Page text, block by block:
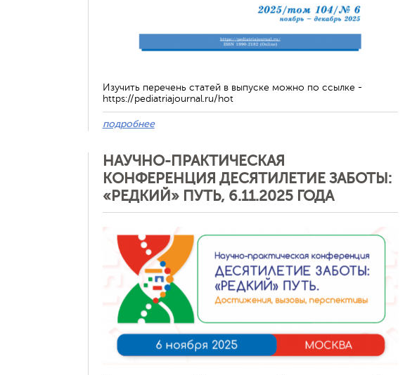
Изучить перечень статей в выпуске можно по ссылке -
https://pediatriajournal.ru/hot
подробнее
НАУЧНО-ПРАКТИЧЕСКАЯ
КОНФЕРЕНЦИЯ ДЕСЯТИЛЕТИЕ ЗАБОТЫ:
«РЕДКИЙ» ПУТЬ, 6.11.2025 ГОДА
Отменить